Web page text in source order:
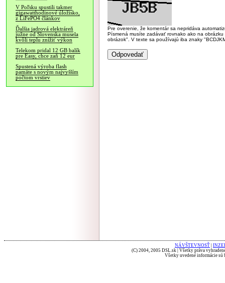
V Poľsku spustili takmer
gigawatthodinové úložisko,
z LiFePO4 článkov
Ďalšia jadrová elektráreň
južne od Slovenska musela
kvôli teplu znížiť výkon
Telekom pridal 12 GB balík
pre Easy, chce zaň 12 eur
Spustená výroba flash
pamäte s novým najvyšším
počtom vrstiev
Pre overenie, že komentár sa nepridáva
Písmená musíte zadávať rovnako ako na
obrázok". V texte sa používajú iba znaky
NÁVŠTEVNOSŤ
(C) 2004, 2005 DSL.sk | Všetky práva
Všetky uvedené informácie sú